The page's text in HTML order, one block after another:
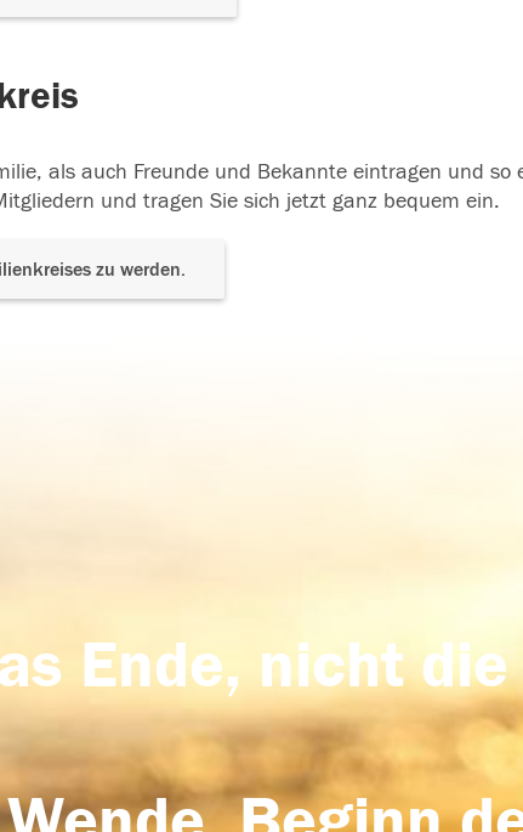
als auch Freunde und Bekannte eintragen und so
und tragen Sie sich jetzt ganz bequem ein.
zu werden.
Ende, nicht die